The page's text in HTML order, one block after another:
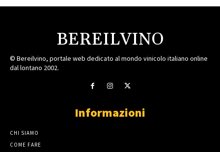
BEREILVINO
© Bereilvino, portale web dedicato al mondo vinicolo italiano online
dal lontano 2002.
Informazioni
CHI SIAMO
COME FARE